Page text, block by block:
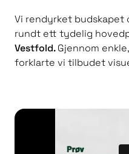
Vi rendyrket budskapet
rundt ett tydelig
Vestfold.Gjennom
forklarte vi tilbudet